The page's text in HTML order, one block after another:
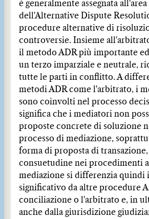
è generalmente assegnata
dell'Alternative Dispute
procedure alternative di
controversie. Insieme
il metodo ADR più importante
un terzo imparziale e neutrale,
tutte le parti in conflitto. A
metodi ADR come l'arbitrato, i
sono coinvolti nel processo
significa che i mediatori non
proposte concrete di soluzione
processo di mediazione,
forma di proposta di
consuetudine nei procedimenti
mediazione si differenzia quindi
significativo da altre procedure
conciliazione o l'arbitrato e, in
anche dalla giurisdizione